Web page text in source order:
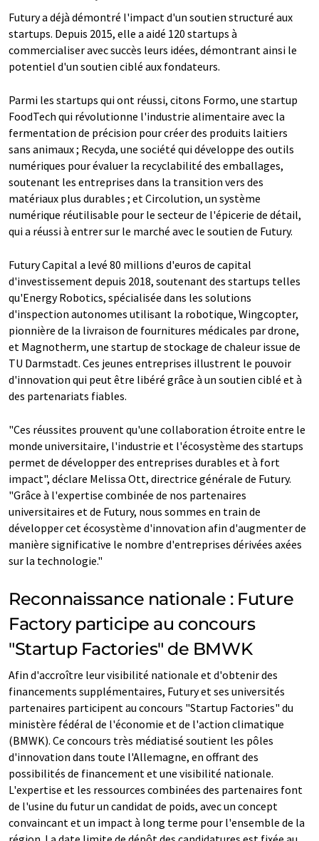
Futury a déjà démontré l'impact d'un soutien structuré aux
startups. Depuis 2015, elle a aidé 120 startups à
commercialiser avec succès leurs idées, démontrant ainsi le
potentiel d'un soutien ciblé aux fondateurs.
Parmi les startups qui ont réussi, citons Formo, une startup
FoodTech qui révolutionne l'industrie alimentaire avec la
fermentation de précision pour créer des produits laitiers
sans animaux ; Recyda, une société qui développe des outils
numériques pour évaluer la recyclabilité des emballages,
soutenant les entreprises dans la transition vers des
matériaux plus durables ; et Circolution, un système
numérique réutilisable pour le secteur de l'épicerie de détail,
qui a réussi à entrer sur le marché avec le soutien de Futury.
Futury Capital a levé 80 millions d'euros de capital
d'investissement depuis 2018, soutenant des startups telles
qu'Energy Robotics, spécialisée dans les solutions
d'inspection autonomes utilisant la robotique, Wingcopter,
pionnière de la livraison de fournitures médicales par drone,
et Magnotherm, une startup de stockage de chaleur issue de
TU Darmstadt. Ces jeunes entreprises illustrent le pouvoir
d'innovation qui peut être libéré grâce à un soutien ciblé et à
des partenariats fiables.
"Ces réussites prouvent qu'une collaboration étroite entre le
monde universitaire, l'industrie et l'écosystème des startups
permet de développer des entreprises durables et à fort
impact", déclare Melissa Ott, directrice générale de Futury.
"Grâce à l'expertise combinée de nos partenaires
universitaires et de Futury, nous sommes en train de
développer cet écosystème d'innovation afin d'augmenter de
manière significative le nombre d'entreprises dérivées axées
sur la technologie."
Reconnaissance nationale : Future
Factory participe au concours
"Startup Factories" de BMWK
Afin d'accroître leur visibilité nationale et d'obtenir des
financements supplémentaires, Futury et ses universités
partenaires participent au concours "Startup Factories" du
ministère fédéral de l'économie et de l'action climatique
(BMWK). Ce concours très médiatisé soutient les pôles
d'innovation dans toute l'Allemagne, en offrant des
possibilités de financement et une visibilité nationale.
L'expertise et les ressources combinées des partenaires font
de l'usine du futur un candidat de poids, avec un concept
convaincant et un impact à long terme pour l'ensemble de la